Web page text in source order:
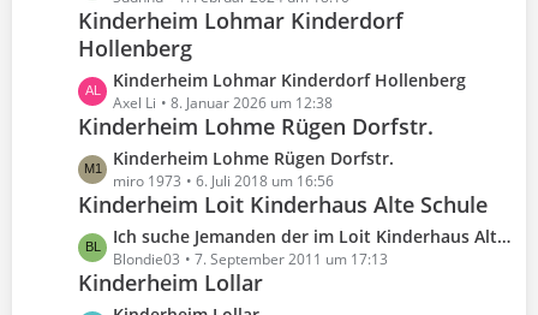
g
e
i
t
r
ä
g
e
e
B
e
i
r
ä
g
e
t
z
e
B
e
i
r
ä
g
e
Kinderheim Lohmar Kinderdorf
Hollenberg
L
e
t
z
t
e
e
i
t
Kinderheim Lohmar Kinderdorf Hollenberg
Axel Li 8. Januar 2026 um 12:38
Kinderheim Lohme Rügen Dorfstr.
L
e
t
z
t
e
Kinderheim Lohme Rügen Dorfstr.
miro 1973 6. Juli 2018 um 16:56
Kinderheim Loit Kinderhaus Alte Schule
L
e
t
z
Ich suche Jemanden der im Loit Kinderhaus Alte Schule gewesen ist und mir Infos geben kann
Blondie03 7. September 2011 um 17:13
Kinderheim Lollar